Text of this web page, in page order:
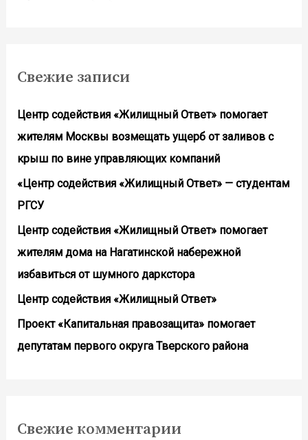
Свежие записи
Центр содействия «Жилищный Ответ» помогает
жителям Москвы возмещать ущерб от заливов с
крыш по вине управляющих компаний
«Центр содействия «Жилищный Ответ» — студентам
РГСУ
Центр содействия «Жилищный Ответ» помогает
жителям дома на Нагатинской набережной
избавиться от шумного даркстора
Центр содействия «Жилищный Ответ»
Проект «Капитальная правозащита» помогает
депутатам первого округа Тверского района
Свежие комментарии